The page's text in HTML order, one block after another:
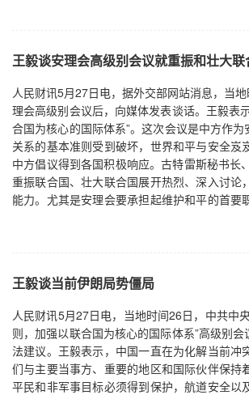
王毅谈安理会高级别会议就重振和壮大
人民财讯5月27日电，据外交部网站消息，当
理会高级别会议后，向媒体发表谈话。王毅表
合国为核心的国际体系”。这次会议是中方作
关系的基本准则受到破坏，世界和平与安全
中方倡议得到各国积极响应。古特雷斯秘书
重振联合国、壮大联合国展开热烈、深入讨
能力。尤其是安理会要承担起维护和平的首
王毅谈当前伊朗局势僵局
人民财讯5月27日电，当地时间26日，中共中
则，加强以联合国为核心的国际体系”高级别
法建议。王毅表示，中国一直在为化解当前
们与主要当事方、重要的地区和国际伙伴保
平民和非军事目标必须得到保护，航道安全